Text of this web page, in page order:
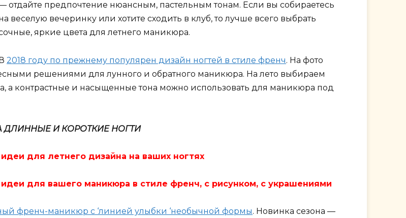
отдайте предпочтение нюансным, пастельным тонам. Если вы собираетесь
веселую вечеринку или хотите сходить в клуб, то лучше всего выбрать
яркие цвета для летнего маникюра.
2018 году по прежнему популярен дизайн ногтей в стиле френч. На фото
решениями для лунного и обратного маникюра. На лето выбираем
а контрастные и насыщенные тона можно использовать для маникюра под
И КОРОТКИЕ НОГТИ
для летнего дизайна на ваших ногтях
для вашего маникюра в стиле френч, с рисунком, с украшениями
френч-маникюр с ‘линией улыбки ‘необычной формы. Новинка сезона —